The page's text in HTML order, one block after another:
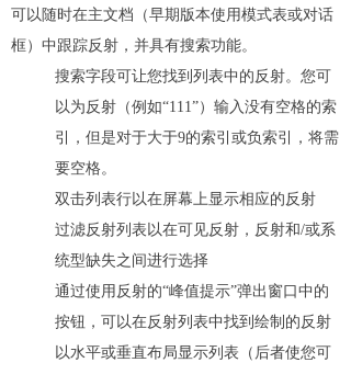
可以随时在主文档（早期版本使用模式表或对话
框）中跟踪反射，并具有搜索功能。
搜索字段可让您找到列表中的反射。您可
以为反射（例如“111”）输入没有空格的索
引，但是对于大于9的索引或负索引，将需
要空格。
双击列表行以在屏幕上显示相应的反射
过滤反射列表以在可见反射，反射和/或系
统型缺失之间进行选择
通过使用反射的“峰值提示”弹出窗口中的
按钮，可以在反射列表中找到绘制的反射
以水平或垂直布局显示列表（后者使您可